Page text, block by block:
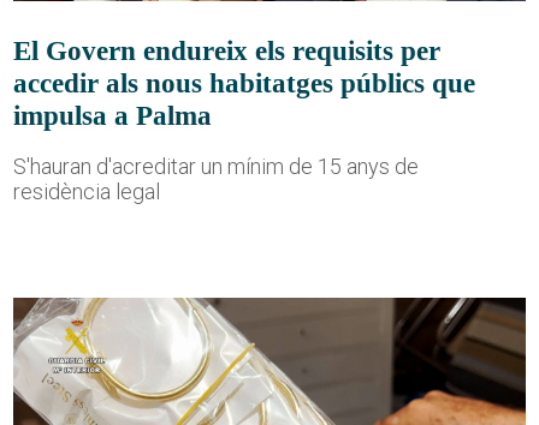
El Govern endureix els requisits per
accedir als nous habitatges públics que
impulsa a Palma
S'hauran d'acreditar un mínim de 15 anys de
residència legal